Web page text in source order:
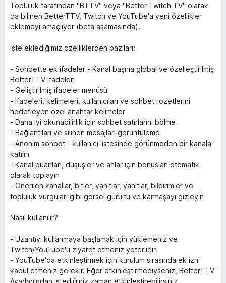
Topluluk tarafından "BTTV" veya "Better Twitch TV" olarak
da bilinen BetterTTV, Twitch ve YouTube'a yeni özellikler
eklemeyi amaçlıyor (beta aşamasında).
İşte eklediğimiz özelliklerden bazıları:
- Sohbette ek ifadeler - Kanal başına global ve özelleştirilmiş
BetterTTV ifadeleri
- Geliştirilmiş ifadeler menüsü
- İfadeleri, kelimeleri, kullanıcıları ve sohbet rozetlerini
hedefleyen özel anahtar kelimeler
- Daha iyi okunabilirlik için sohbet satırlarını bölme
- Bağlantıları ve silinen mesajları görüntüleme
- Anonim sohbet - kullanıcı listesinde görünmeden bir kanala
katılın
- Kanal puanları, düşüşler ve anlar için bonusları otomatik
olarak toplayın
- Önerilen kanallar, bitler, yanıtlar, yanıtlar, bildirimler ve
topluluk vurguları gibi görsel gürültü ve karmaşayı gizleyin
Nasıl kullanılır?
- Uzantıyı kullanmaya başlamak için yüklemeniz ve
Twitch/YouTube'u ziyaret etmeniz yeterlidir.
- YouTube'da etkinleştirmek için kurulum sırasında ek izni
kabul etmeniz gerekir. Eğer etkinleştirmediyseniz, BetterTTV
Ayarları'ndan istediğiniz zaman etkinleştirebilirsiniz.